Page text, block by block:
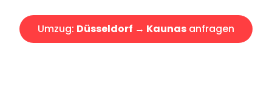
Umzug: Düsseldorf → Kaunas anfragen